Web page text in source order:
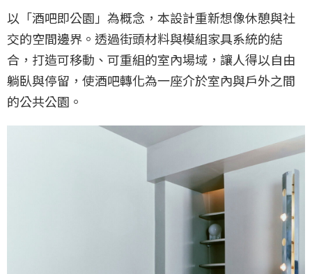
以「酒吧即公園」為概念，本設計重新想像休憩與社
交的空間邊界。透過街頭材料與模組家具系統的結
合，打造可移動、可重組的室內場域，讓人得以自由
躺臥與停留，使酒吧轉化為一座介於室內與戶外之間
的公共公園。